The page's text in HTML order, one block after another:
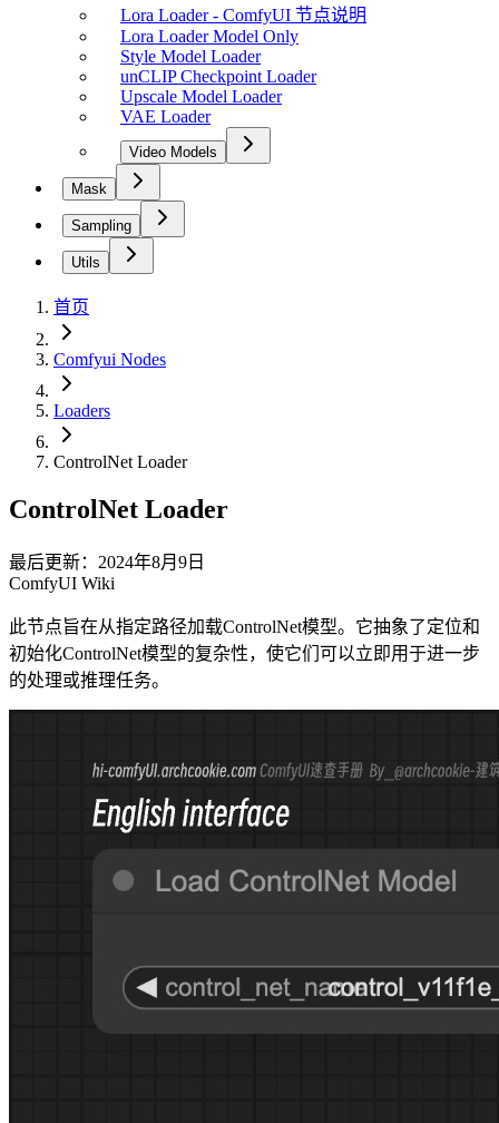
Lora Loader - ComfyUI 节点说明
Lora Loader Model Only
Style Model Loader
unCLIP Checkpoint Loader
Upscale Model Loader
VAE Loader
Video Models
Mask
Sampling
Utils
首页
Comfyui Nodes
Loaders
ControlNet Loader
ControlNet Loader
最后更新：2024年8月9日
ComfyUI Wiki
此节点旨在从指定路径加载ControlNet模型。它抽象了定位和
初始化ControlNet模型的复杂性，使它们可以立即用于进一步
的处理或推理任务。